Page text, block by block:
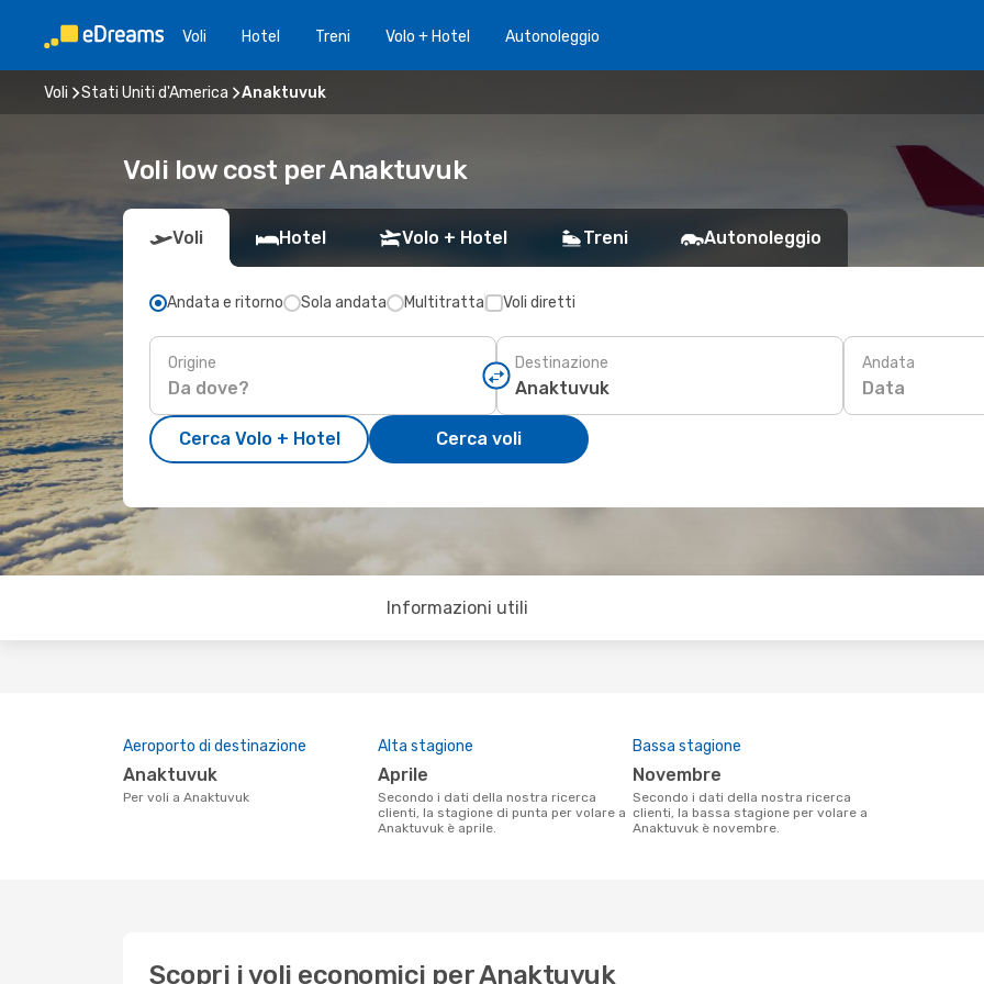
Voli Hotel Treni Volo + Hotel Autonoleggio
Voli Stati Uniti d'America Anaktuvuk
Voli low cost per Anaktuvuk
Voli Hotel Volo + Hotel Treni Autonoleggio
Andata e ritorno Sola andata Multitratta Voli diretti
Origine Destinazione Andata
Data
Cerca Volo + Hotel Cerca voli
Informazioni utili
Aeroporto di destinazione
Anaktuvuk
Per voli a Anaktuvuk
Alta stagione
aprile
Secondo i dati della nostra ricerca
clienti, la stagione di punta per volare a
Anaktuvuk è aprile.
Bassa stagione
novembre
Secondo i dati della nostra ricerca
clienti, la bassa stagione per volare a
Anaktuvuk è novembre.
Scopri i voli economici per Anaktuvuk